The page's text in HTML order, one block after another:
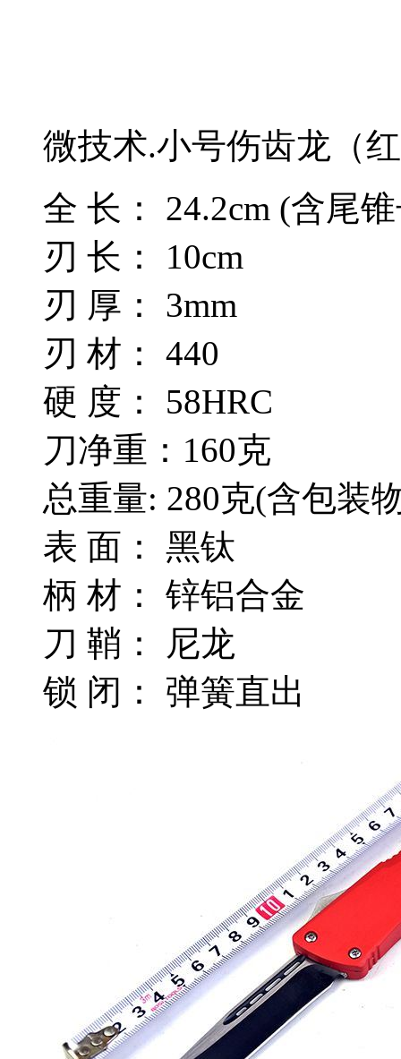
微技术.小号伤齿龙（
全 长： 24.2cm (含尾
刃 长： 10cm
刃 厚： 3mm
刃 材： 440
硬 度： 58HRC
刀净重：160克
总重量: 280克(含包装
表 面： 黑钛
柄 材： 锌铝合金
刀 鞘： 尼龙
锁 闭： 弹簧直出